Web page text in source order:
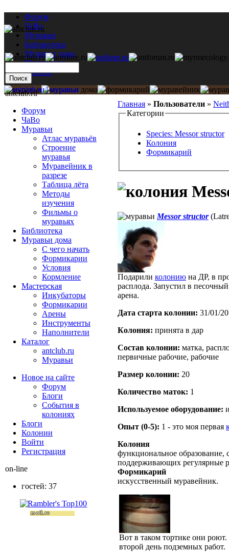
Форум
ЧаВо
Муравьи
Библиотека
Муравьи дома
Мастерская
Каталог
Главная » Пользователи »
Категории
Species: Messor structor
Колония
Формикарий
Messor structor
Подарили колонию на ДР, в
расплода. Запустил в
арена.
Дата старта кoлонии: 31/01/
Кoлония: принята в дар
Состав кoлонии: матка,
первичные рабочие, рабочие
Размер кoлонии: 20
Количество маток: 1
Используемое оборудование:
Опыт (0-5): 1 - это моя первая
Колония
функциональное образование,
поддерживающих регулярные
Формикарий
искусственный муравейник.
Вот в таком тортике они
второй день подземных работ.
antclub.ru
Форум
ЧаВо
Муравьи
Атлас муравьёв
Строение
муравья
Муравейник в
разрезе
Таблица лёта
Методы
изучения
Фильмы о
муравьях
Библиотека
Муравьи дома
С чего начать
Формикарии
Условия
Кормление
Мастерская
Инкубаторы
Формикарии
Арены
Инструменты
Наполнители
Каталог
antclub.ru
Муравьи
Новое на сайте
Форум
Блоги
События в
колониях
Блоги
Колонии
Войти
Peгиcтpaция
on-line
гостей: 37